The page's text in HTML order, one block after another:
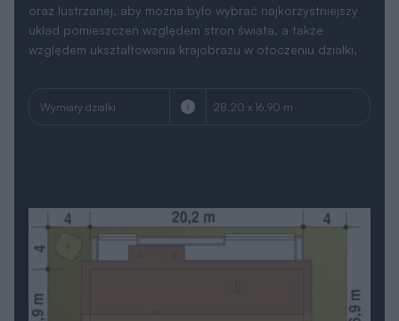
oraz lustrzanej, aby można było wybrać najkorzystniejszy
układ pomieszczeń względem stron świata, a także
względem ukształtowania krajobrazu w otoczeniu działki.
Wymiary działki 28.20 x 16.90 m